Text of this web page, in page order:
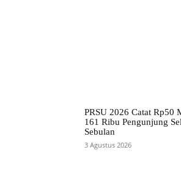
PRSU 2026 Catat Rp50
161 Ribu Pengunjung
Sebulan
3 Agustus 2026